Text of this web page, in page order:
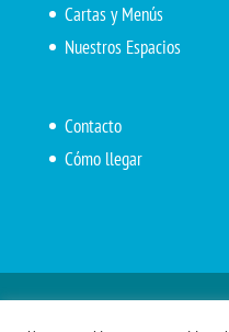
Cartas y Menús
Nuestros Espacios
Contacto
Cómo llegar